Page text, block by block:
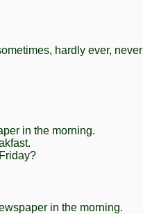
hardly ever, never
in the morning.
in the morning.